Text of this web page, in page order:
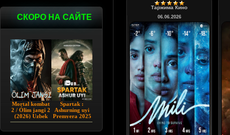
СКОРО НА САЙТЕ
Mortal kombat
2 / Ólim jangi 2
(2026) Uzbek
tilida
Spartak :
Ashurning uyi
Premyera 2025
Barcha qismlar
Таржима Кино
06.06.2026